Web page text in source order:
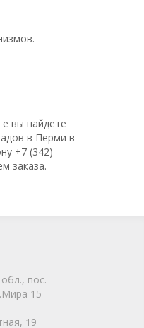
вы найдете
в Перми в
+7 (342)
заказа.
пос.
15
19